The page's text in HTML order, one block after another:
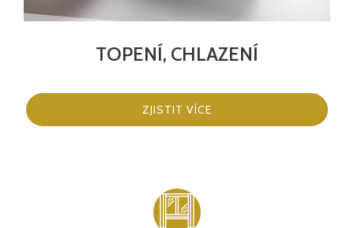
TOPENÍ, CHLAZENÍ
ZJISTIT VÍCE